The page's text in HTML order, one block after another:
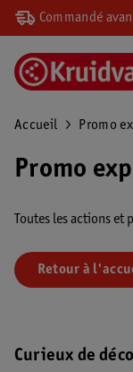
Commandé
Accueil Promo
Promo
Toutes les actions
Retour à
Curieux de